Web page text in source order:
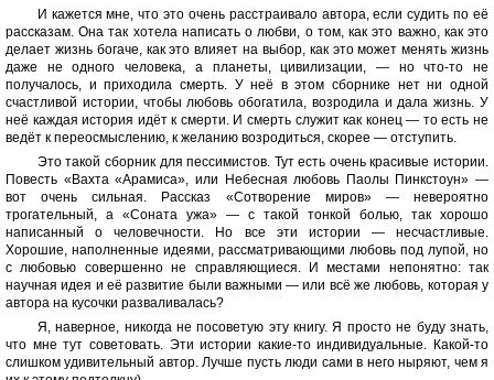
И кажется мне, что это очень расстраивало автора, если судить по её
рассказам. Она так хотела написать о любви, о том, как это важно, как это
делает жизнь богаче, как это влияет на выбор, как это может менять жизнь
даже не одного человека, а планеты, цивилизации, — но что-то не
получалось, и приходила смерть. У неё в этом сборнике нет ни одной
счастливой истории, чтобы любовь обогатила, возродила и дала жизнь. У
неё каждая история идёт к смерти. И смерть служит как конец — то есть не
ведёт к переосмыслению, к желанию возродиться, скорее — отступить.
Это такой сборник для пессимистов. Тут есть очень красивые истории.
Повесть «Вахта «Арамиса», или Небесная любовь Паолы Пинкстоун» —
вот очень сильная. Рассказ «Сотворение миров» — невероятно
трогательный, а «Соната ужа» — с такой тонкой болью, так хорошо
написанный о человечности. Но все эти истории — несчастливые.
Хорошие, наполненные идеями, рассматривающими любовь под лупой, но
с любовью совершенно не справляющиеся. И местами непонятно: так
научная идея и её развитие были важными — или всё же любовь, которая у
автора на кусочки разваливалась?
Я, наверное, никогда не посоветую эту книгу. Я просто не буду знать,
что мне тут советовать. Эти истории какие-то индивидуальные. Какой-то
слишком удивительный автор. Лучше пусть люди сами в него ныряют, чем я